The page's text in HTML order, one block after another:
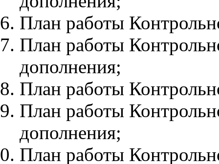
План работы
План работы
дополнения;
План работы
План работы
дополнения;
План работы